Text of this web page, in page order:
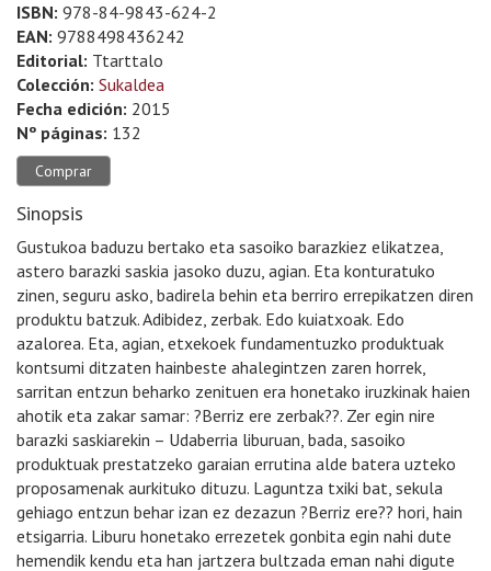
ISBN: 978-84-9843-624-2
EAN: 9788498436242
Editorial: Ttarttalo
Colección: Sukaldea
Fecha edición: 2015
Nº páginas: 132
Comprar
Sinopsis
Gustukoa baduzu bertako eta sasoiko barazkiez elikatzea,
astero barazki saskia jasoko duzu, agian. Eta konturatuko
zinen, seguru asko, badirela behin eta berriro errepikatzen diren
produktu batzuk. Adibidez, zerbak. Edo kuiatxoak. Edo
azalorea. Eta, agian, etxekoek fundamentuzko produktuak
kontsumi ditzaten hainbeste ahalegintzen zaren horrek,
sarritan entzun beharko zenituen era honetako iruzkinak haien
ahotik eta zakar samar: ?Berriz ere zerbak??. Zer egin nire
barazki saskiarekin – Udaberria liburuan, bada, sasoiko
produktuak prestatzeko garaian errutina alde batera uzteko
proposamenak aurkituko dituzu. Laguntza txiki bat, sekula
gehiago entzun behar izan ez dezazun ?Berriz ere?? hori, hain
etsigarria. Liburu honetako errezetek gonbita egin nahi dute
hemendik kendu eta han jartzera bultzada eman nahi digute